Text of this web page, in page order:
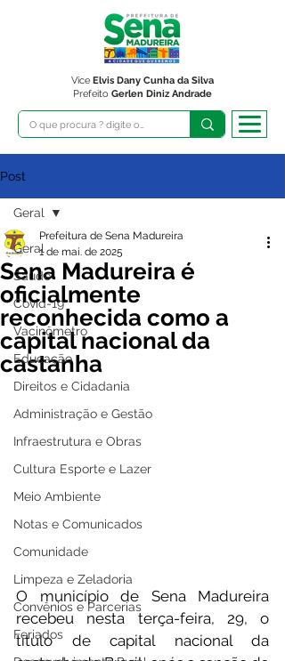
Prefeito Gerlen Diniz Andrade
Vice Elvis Dany Cunha da Silva
Post
Geral
Saúde
Covid-19
Vacinômetro
Educação
Direitos e Cidadania
Administração e Gestão
Infraestrutura e Obras
Cultura Esporte e Lazer
Meio Ambiente
Notas e Comunicados
Comunidade
Limpeza e Zeladoria
Convênios e Parcerias
Feriados
Geral
Sena Madureira é
oficialmente
reconhecida como a
capital nacional da
castanha
Prefeitura de Sena Madureira
1 de mai. de 2025
O município de Sena Madureira
recebeu nesta terça-feira, 29, o
título de capital nacional da